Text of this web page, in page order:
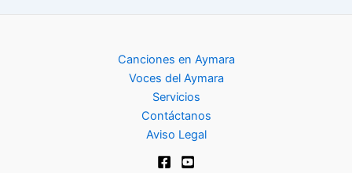
Canciones en Aymara
Voces del Aymara
Servicios
Contáctanos
Aviso Legal